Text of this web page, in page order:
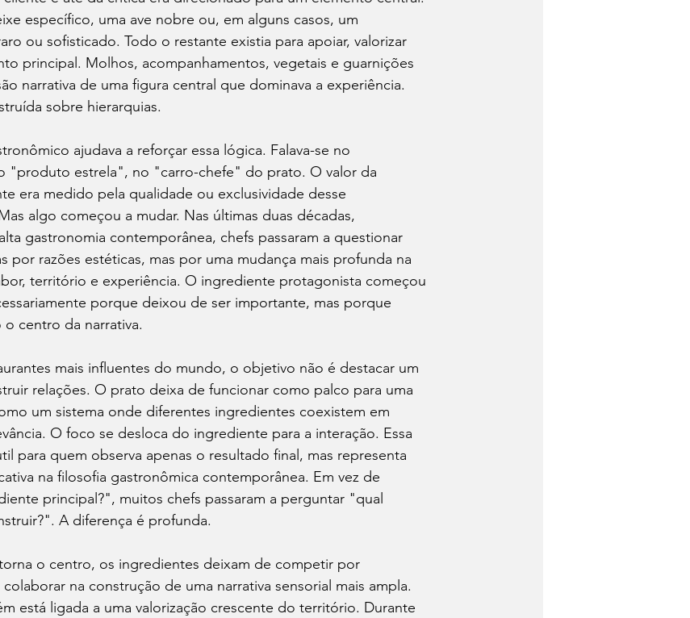
específico, uma ave nobre ou, em alguns casos, um
ou sofisticado. Todo o restante existia para apoiar, valorizar
principal. Molhos, acompanhamentos, vegetais e guarnições
narrativa de uma figura central que dominava a experiência.
sobre hierarquias.
ajudava a reforçar essa lógica. Falava-se no
"produto estrela", no "carro-chefe" do prato. O valor da
era medido pela qualidade ou exclusividade desse
algo começou a mudar. Nas últimas duas décadas,
gastronomia contemporânea, chefs passaram a questionar
por razões estéticas, mas por uma mudança mais profunda na
território e experiência. O ingrediente protagonista começou
porque deixou de ser importante, mas porque
centro da narrativa.
mais influentes do mundo, o objetivo não é destacar um
relações. O prato deixa de funcionar como palco para uma
um sistema onde diferentes ingredientes coexistem em
O foco se desloca do ingrediente para a interação. Essa
para quem observa apenas o resultado final, mas representa
na filosofia gastronômica contemporânea. Em vez de
principal?", muitos chefs passaram a perguntar "qual
A diferença é profunda.
o centro, os ingredientes deixam de competir por
na construção de uma narrativa sensorial mais ampla.
está ligada a uma valorização crescente do território. Durante